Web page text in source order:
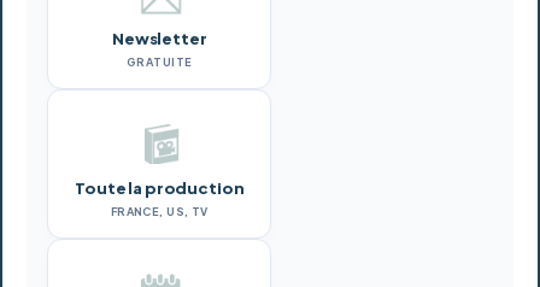
Newsletter
GRATUITE
Toute la production
FRANCE, US, TV